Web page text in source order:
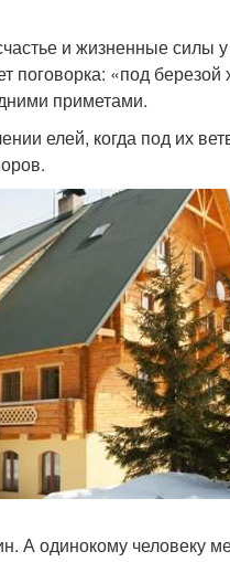
и жизненные силы
«под
приметами.
елей, когда под их
А одинокому человеку